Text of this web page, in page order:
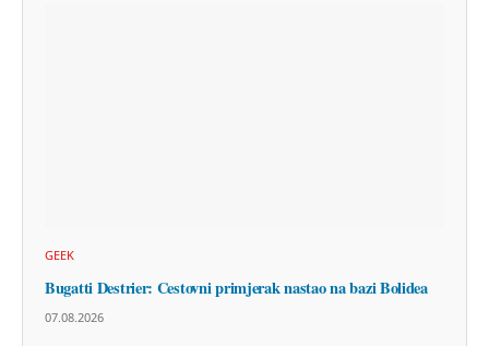
GEEK
Bugatti Destrier: Cestovni primjerak nastao na bazi Bolidea
07.08.2026